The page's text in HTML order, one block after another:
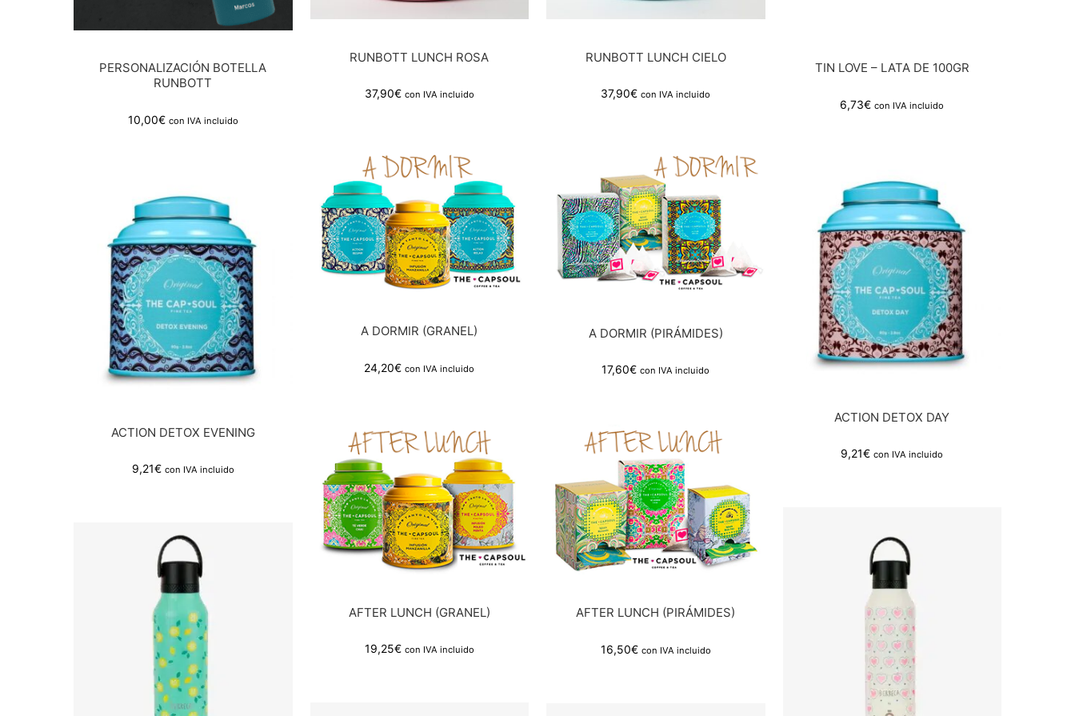
RUNBOTT LUNCH ROSA
37,90€ con IVA incluido
RUNBOTT LUNCH CIELO
37,90€ con IVA incluido
TIN LOVE – LATA DE 100GR
6,73€ con IVA incluido
PERSONALIZACIÓN BOTELLA
RUNBOTT
10,00€ con IVA incluido
A DORMIR (GRANEL)
24,20€ con IVA incluido
A DORMIR (PIRÁMIDES)
17,60€ con IVA incluido
ACTION DETOX DAY
9,21€ con IVA incluido
ACTION DETOX EVENING
9,21€ con IVA incluido
AFTER LUNCH (GRANEL)
19,25€ con IVA incluido
AFTER LUNCH (PIRÁMIDES)
16,50€ con IVA incluido